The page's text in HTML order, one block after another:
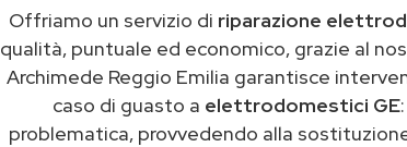
Offriamo un servizio di riparazione
qualità, puntuale ed economico, grazie al
Archimede Reggio Emilia garantisce
caso di guasto a elettrodomestici GE
problematica, provvedendo alla